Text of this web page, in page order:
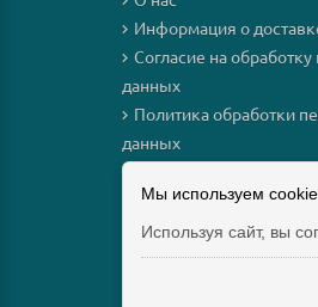
Информация о
Согласие на
данных
Политика обработки
данных
Оплата
Возврат и обмен
Мы используем
Используя сайт, вы